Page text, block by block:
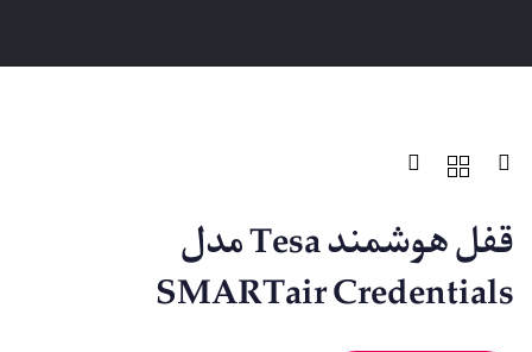
قفل هوشمند Tesa مدل
SMARTair Credentials